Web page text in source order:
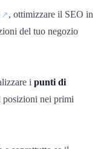
, ottimizzare il SEO in
del tuo negozio
i punti di
posizioni nei primi